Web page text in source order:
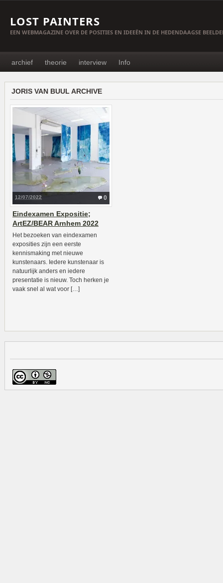
LOST PAINTERS
EEN WEBMAGAZINE OVER DE POSITIES EN IDEEËN IN DE HEDENDAAGSE
archief theorie interview Info
JORIS VAN BUUL ARCHIVE
0
12/07/2022
Eindexamen Expositie;
ArtEZ/BEAR Arnhem 2022
Het bezoeken van eindexamen
exposities zijn een eerste
kennismaking met nieuwe
kunstenaars. Iedere kunstenaar is
natuurlijk anders en iedere
presentatie is nieuw. Toch herken je
vaak snel al wat voor […]